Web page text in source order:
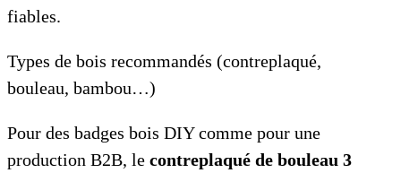
fiables.
Types de bois recommandés (contreplaqué,
bouleau, bambou…)
Pour des badges bois DIY comme pour une
production B2B, le contreplaqué de bouleau 3